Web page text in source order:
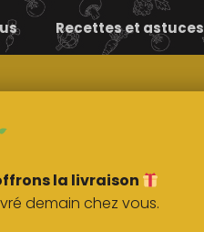
Nos
Recettes et astuces
la livraison
demain chez vous.